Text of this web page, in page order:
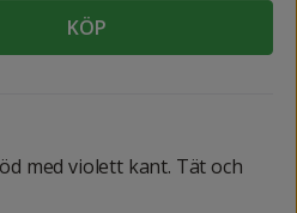
KÖP
med violett kant. Tät och